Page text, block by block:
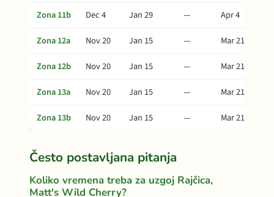
Zona 11b
Dec 4 Jan 29 —
Apr 4
Zona 12a
Nov 20 Jan 15 —
Mar 21
Zona 12b
Nov 20 Jan 15 —
Mar 21
Zona 13a
Nov 20 Jan 15 —
Mar 21
Zona 13b
Nov 20 Jan 15 — Mar 21
Često postavljana pitanja
Koliko vremena treba za uzgoj Rajčica,
Matt's Wild Cherry?